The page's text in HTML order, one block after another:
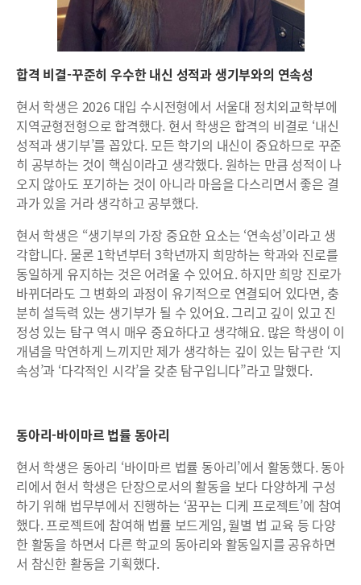
합격 비결-꾸준히 우수한 내신 성적과 생기부와의 연속성
현서 학생은 2026 대입 수시전형에서 서울대 정치외교학부에
지역균형전형으로 합격했다. 현서 학생은 합격의 비결로 ‘내신
성적과 생기부’를 꼽았다. 모든 학기의 내신이 중요하므로 꾸준
히 공부하는 것이 핵심이라고 생각했다. 원하는 만큼 성적이 나
오지 않아도 포기하는 것이 아니라 마음을 다스리면서 좋은 결
과가 있을 거라 생각하고 공부했다.
현서 학생은 “생기부의 가장 중요한 요소는 ‘연속성’이라고 생
각합니다. 물론 1학년부터 3학년까지 희망하는 학과와 진로를
동일하게 유지하는 것은 어려울 수 있어요. 하지만 희망 진로가
바뀌더라도 그 변화의 과정이 유기적으로 연결되어 있다면, 충
분히 설득력 있는 생기부가 될 수 있어요. 그리고 깊이 있고 진
정성 있는 탐구 역시 매우 중요하다고 생각해요. 많은 학생이 이
개념을 막연하게 느끼지만 제가 생각하는 깊이 있는 탐구란 ‘지
속성’과 ‘다각적인 시각’을 갖춘 탐구입니다”라고 말했다.
동아리-바이마르 법률 동아리
현서 학생은 동아리 ‘바이마르 법률 동아리’에서 활동했다. 동아
리에서 현서 학생은 단장으로서의 활동을 보다 다양하게 구성
하기 위해 법무부에서 진행하는 ‘꿈꾸는 디케 프로젝트’에 참여
했다. 프로젝트에 참여해 법률 보드게임, 월별 법 교육 등 다양
한 활동을 하면서 다른 학교의 동아리와 활동일지를 공유하면
서 참신한 활동을 기획했다.